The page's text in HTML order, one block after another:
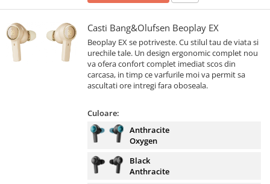
Casti Bang&Olufsen Beoplay EX
Beoplay EX se potriveste. Cu stilul tau de viata si
urechile tale. Un design ergonomic complet nou
va ofera confort complet imediat scos din
carcasa, in timp ce varfurile moi va permit sa
ascultati ore intregi fara oboseala.
Culoare:
Anthracite
Oxygen
Black
Anthracite